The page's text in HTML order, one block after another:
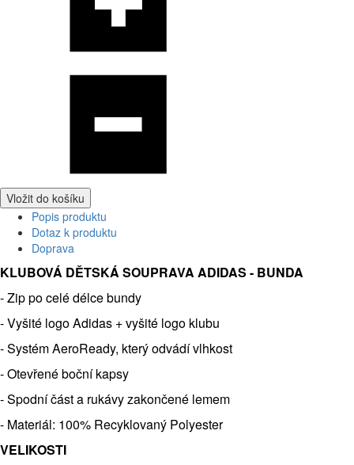
Vložit do košíku
Popis produktu
Dotaz k produktu
Doprava
KLUBOVÁ DĚTSKÁ SOUPRAVA ADIDAS - BUNDA
- Zip po celé délce bundy
- Vyšité logo Adidas + vyšité logo klubu
- Systém AeroReady, který odvádí vlhkost
- Otevřené boční kapsy
- Spodní část a rukávy zakončené lemem
- Materiál: 100% Recyklovaný Polyester
VELIKOSTI